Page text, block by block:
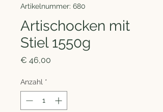
Artikelnummer: 680
Artischocken mit
Stiel 1550g
€ 46,00
Anzahl *